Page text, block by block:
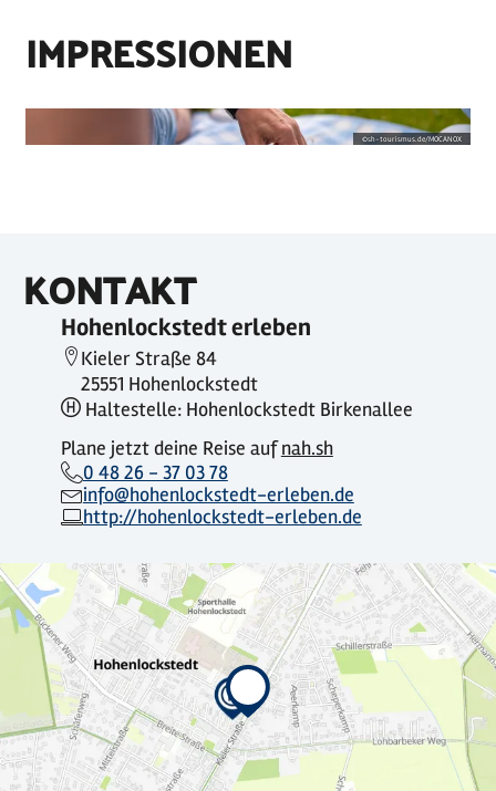
IMPRESSIONEN
©sh-tourismus.de/MOCANOX
KONTAKT
Hohenlockstedt erleben
Kieler Straße 84
25551 Hohenlockstedt
Haltestelle: Hohenlockstedt Birkenallee
Plane jetzt deine Reise aufnah.sh
0 48 26 - 37 03 78
info@hohenlockstedt-erleben.de
http://hohenlockstedt-erleben.de